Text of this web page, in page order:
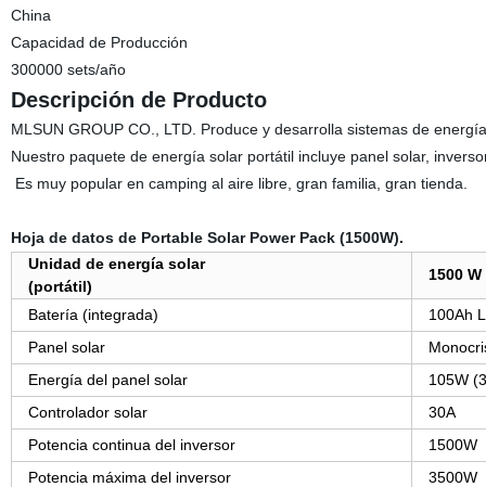
China
Capacidad de Producción
300000 sets/año
Descripción de Producto
MLSUN GROUP CO., LTD. Produce y desarrolla sistemas de
Nuestro paquete de energía solar portátil incluye panel solar,
Es muy popularen camping al aire libre, gran familia, gran tienda.
Hoja de datos de Portable Solar Power Pack (1500W).
Unidad de energía solar
(portátil)
1500 W
Batería (integrada)
100Ah
Panel solar
Energía del panel solar
105W
Controlador solar
30A
Potencia continua del inversor
1500W
Potencia máxima del inversor
3500W